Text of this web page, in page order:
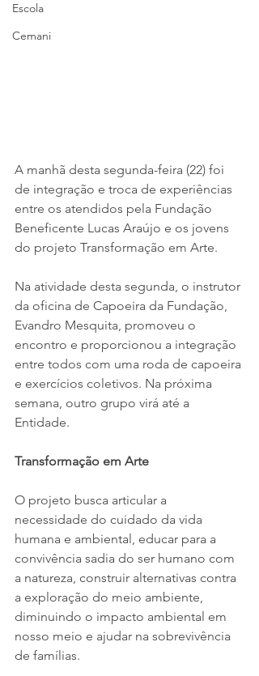
Escola
Cemani
A manhã desta segunda-feira (22) foi
de integração e troca de experiências
entre os atendidos pela Fundação
Beneficente Lucas Araújo e os jovens
do projeto Transformação em Arte.
Na atividade desta segunda, o instrutor
da oficina de Capoeira da Fundação,
Evandro Mesquita, promoveu o
encontro e proporcionou a integração
entre todos com uma roda de capoeira
e exercícios coletivos. Na próxima
semana, outro grupo virá até a
Entidade.
Transformação em Arte
O projeto busca articular a
necessidade do cuidado da vida
humana e ambiental, educar para a
convivência sadia do ser humano com
a natureza, construir alternativas contra
a exploração do meio ambiente,
diminuindo o impacto ambiental em
nosso meio e ajudar na sobrevivência
de famílias.